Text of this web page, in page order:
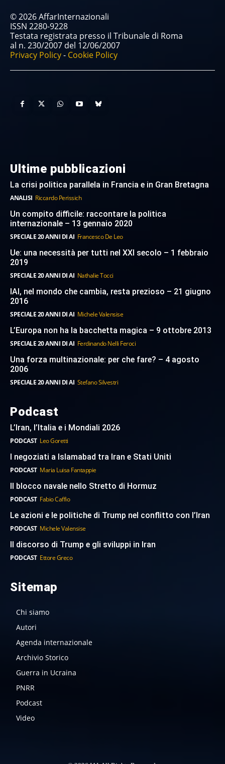
© 2026 AffarInternazionali
ISSN 2280-9228
Testata registrata presso il Tribunale di Roma
al n. 230/2007 del 12/06/2007
Privacy Policy- Cookie Policy
Ultime pubblicazioni
La crisi politica parallela in Francia e in Gran Bretagna
ANALISI Riccardo Perissich
Un compito difficile: raccontare la politica
internazionale – 13 gennaio 2020
SPECIALE 20 ANNI DI AI Francesco De Leo
Ue: una necessità per tutti nel XXI secolo – 1 febbraio
2019
SPECIALE 20 ANNI DI AI Nathalie Tocci
IAI, nel mondo che cambia, resta prezioso – 21 giugno
2016
SPECIALE 20 ANNI DI AI Michele Valensise
L’Europa non ha la bacchetta magica – 9 ottobre 2013
SPECIALE 20 ANNI DI AI Ferdinando Nelli Feroci
Una forza multinazionale: per che fare? – 4 agosto
2006
SPECIALE 20 ANNI DI AI Stefano Silvestri
Podcast
L’Iran, l’Italia e i Mondiali 2026
PODCAST Leo Goretti
I negoziati a Islamabad tra Iran e Stati Uniti
PODCAST Maria Luisa Fantappie
Il blocco navale nello Stretto di Hormuz
PODCAST Fabio Caffio
Le azioni e le politiche di Trump nel conflitto con l’Iran
PODCAST Michele Valensise
Il discorso di Trump e gli sviluppi in Iran
PODCAST Ettore Greco
Sitemap
Chi siamo
Autori
Agenda internazionale
Archivio Storico
Guerra in Ucraina
PNRR
Podcast
Video